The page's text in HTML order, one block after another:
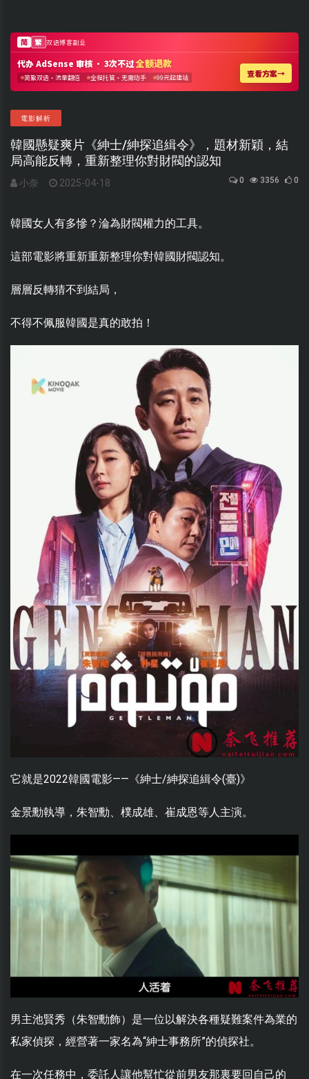
電影解析
韓國懸疑爽片《紳士/紳探追緝令》，題材新穎，結
局高能反轉，重新整理你對財閥的認知
小奈 2025-04-18 0 3356 0
韓國女人有多慘？淪為財閥權力的工具。
這部電影將重新重新整理你對韓國財閥認知。
層層反轉猜不到結局，
不得不佩服韓國是真的敢拍！
它就是2022韓國電影——《紳士/紳探追緝令(臺)》
金景勳執導，朱智勳、樸成雄、崔成恩等人主演。
男主池賢秀（朱智勳飾）是一位以解決各種疑難案件為業的
私家偵探，經營著一家名為“紳士事務所”的偵探社。
在一次任務中，委託人讓他幫忙從前男友那裏要回自己的